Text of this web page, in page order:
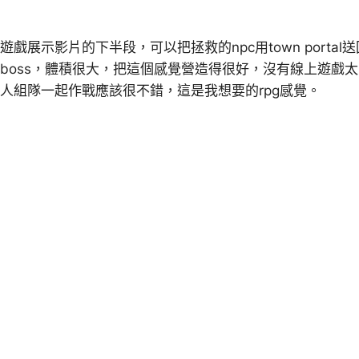
遊戲展示影片的下半段，可以把拯救的npc用town portal
boss，體積很大，把這個感覺營造得很好，沒有線上遊戲
人組隊一起作戰應該很不錯，這是我想要的rpg感覺。